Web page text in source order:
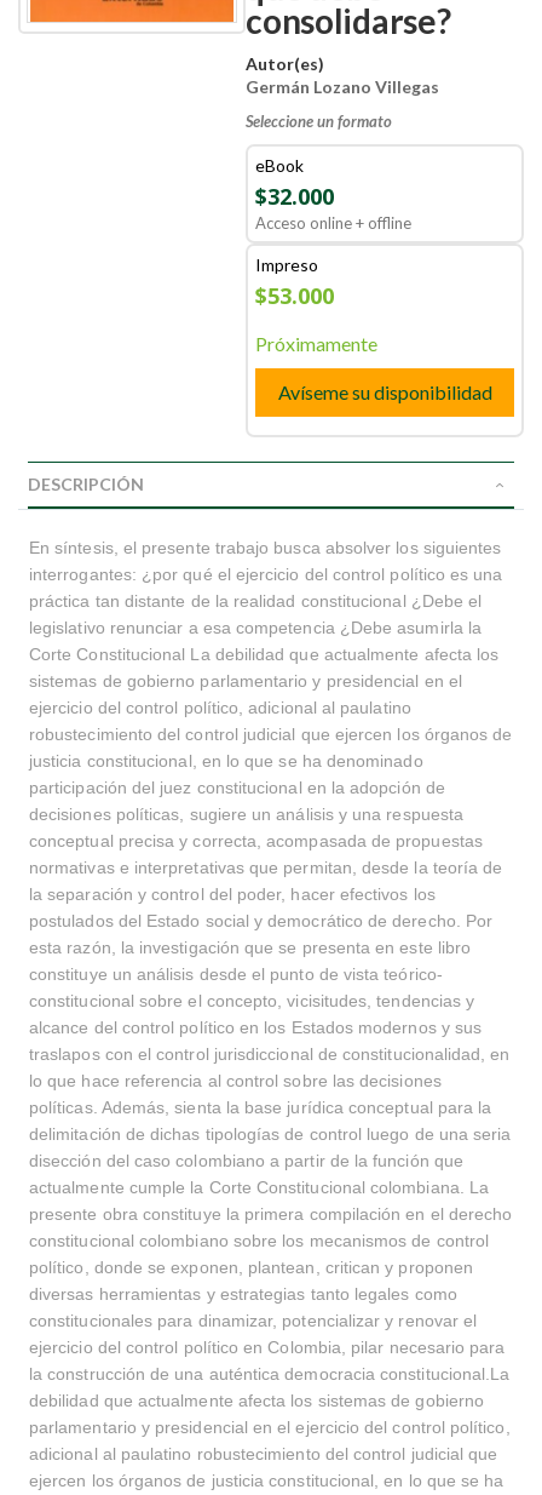
consolidarse?
Autor(es)
Germán Lozano Villegas
Seleccione un formato
eBook
$32.000
Acceso online + offline
Impreso
$53.000
Próximamente
Avíseme su disponibilidad
DESCRIPCIÓN
En síntesis, el presente trabajo busca absolver los siguientes
interrogantes: ¿por qué el ejercicio del control político es una
práctica tan distante de la realidad constitucional ¿Debe el
legislativo renunciar a esa competencia ¿Debe asumirla la
Corte Constitucional La debilidad que actualmente afecta los
sistemas de gobierno parlamentario y presidencial en el
ejercicio del control político, adicional al paulatino
robustecimiento del control judicial que ejercen los órganos de
justicia constitucional, en lo que se ha denominado
participación del juez constitucional en la adopción de
decisiones políticas, sugiere un análisis y una respuesta
conceptual precisa y correcta, acompasada de propuestas
normativas e interpretativas que permitan, desde la teoría de
la separación y control del poder, hacer efectivos los
postulados del Estado social y democrático de derecho. Por
esta razón, la investigación que se presenta en este libro
constituye un análisis desde el punto de vista teórico-
constitucional sobre el concepto, vicisitudes, tendencias y
alcance del control político en los Estados modernos y sus
traslapos con el control jurisdiccional de constitucionalidad, en
lo que hace referencia al control sobre las decisiones
políticas. Además, sienta la base jurídica conceptual para la
delimitación de dichas tipologías de control luego de una seria
disección del caso colombiano a partir de la función que
actualmente cumple la Corte Constitucional colombiana. La
presente obra constituye la primera compilación en el derecho
constitucional colombiano sobre los mecanismos de control
político, donde se exponen, plantean, critican y proponen
diversas herramientas y estrategias tanto legales como
constitucionales para dinamizar, potencializar y renovar el
ejercicio del control político en Colombia, pilar necesario para
la construcción de una auténtica democracia constitucional.La
debilidad que actualmente afecta los sistemas de gobierno
parlamentario y presidencial en el ejercicio del control político,
adicional al paulatino robustecimiento del control judicial que
ejercen los órganos de justicia constitucional, en lo que se ha